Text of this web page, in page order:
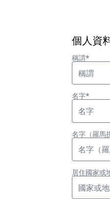
個人資
稱謂*
稱謂
名字*
名字（羅馬
居住國家或
國家或